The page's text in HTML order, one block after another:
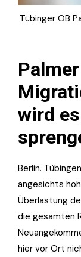
Tübinger OB
wird
Berlin.
angesichts
Überlastung
die gesamten
hier vor Ort